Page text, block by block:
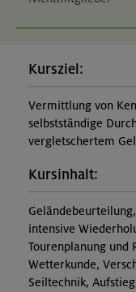
Kursziel:
Vermittlung von
selbstständige
vergletschertem
Kursinhalt:
intensive
Tourenplanung und
Wetterkunde,
Seiltechnik,